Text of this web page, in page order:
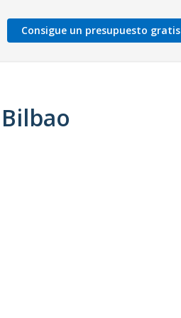
Consigue un presupuesto gratis